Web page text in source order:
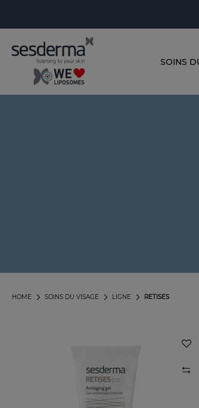
SOINS
RETISES
LIGNE
SOINS DU VISAGE
HOME